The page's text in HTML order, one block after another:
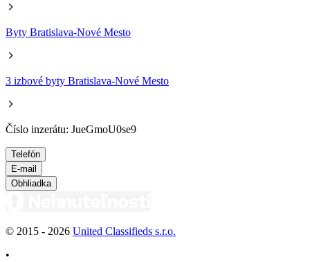
Byty Bratislava-Nové Mesto
3 izbové byty Bratislava-Nové Mesto
Číslo inzerátu: JueGmoU0se9
Telefón
E-mail
Obhliadka
© 2015 - 2026 United Classifieds s.r.o.
•